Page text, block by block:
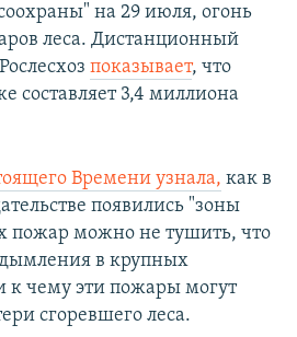
на 29 июля, огонь
леса. Дистанционный
показывает, что
составляет 3,4 миллиона
Времени узнала, как в
появились "зоны
пожар можно не тушить, что
в крупных
к чему эти пожары могут
сгоревшего леса.